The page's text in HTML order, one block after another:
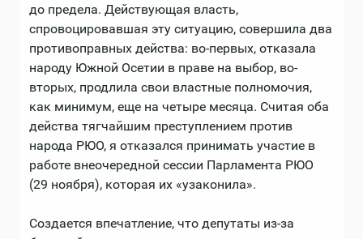
до предела. Действующая власть,
спровоцировавшая эту ситуацию, совершила два
противоправных действа: во-первых, отказала
народу Южной Осетии в праве на выбор, во-
вторых, продлила свои властные полномочия,
как минимум, еще на четыре месяца. Считая оба
действа тягчайшим преступлением против
народа РЮО, я отказался принимать участие в
работе внеочередной сессии Парламента РЮО
(29 ноября), которая их «узаконила».
Создается впечатление, что депутаты из-за